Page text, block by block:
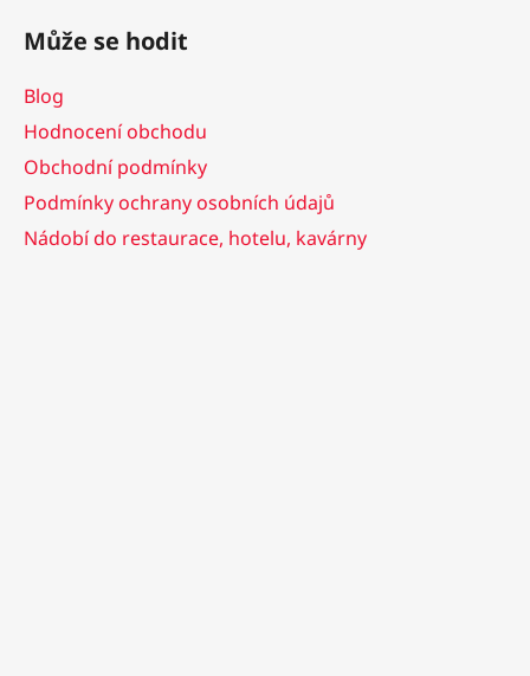
Může se hodit
Blog
Hodnocení obchodu
Obchodní podmínky
Podmínky ochrany osobních údajů
Nádobí do restaurace, hotelu, kavárny